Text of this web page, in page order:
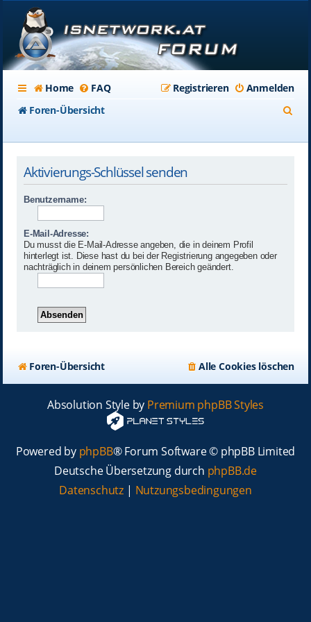
Home FAQ Anmelden
Registrieren
Foren-Übersicht
Aktivierungs-Schlüssel senden
Benutzername:
E-Mail-Adresse:
Du musst die E-Mail-Adresse angeben, die in deinem Profil
hinterlegt ist. Diese hast du bei der Registrierung angegeben oder
nachträglich in deinem persönlichen Bereich geändert.
Foren-Übersicht Alle Cookies löschen
Absolution Style by Premium phpBB Styles
Powered by phpBB® Forum Software © phpBB Limited
Deutsche Übersetzung durch phpBB.de
Datenschutz | Nutzungsbedingungen